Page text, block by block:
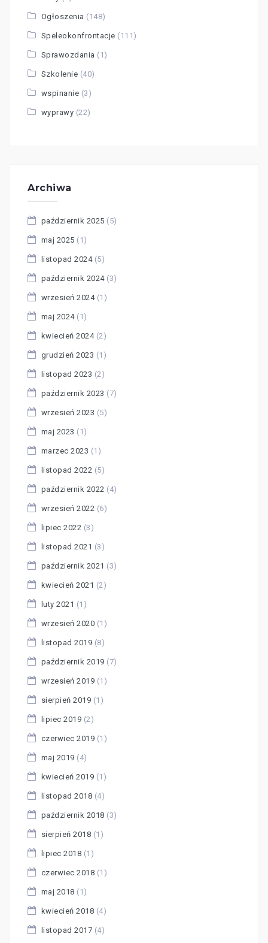
Ogłoszenia (148)
Speleokonfrontacje (111)
Sprawozdania (1)
Szkolenie (40)
wspinanie (3)
wyprawy (22)
Archiwa
październik 2025 (5)
maj 2025 (1)
listopad 2024(5)
październik 2024(3)
wrzesień 2024(1)
maj 2024(1)
kwiecień 2024(2)
grudzień 2023 (1)
listopad 2023 (2)
październik 2023 (7)
wrzesień 2023 (5)
maj 2023 (1)
marzec 2023 (1)
listopad 2022 (5)
październik 2022 (4)
wrzesień 2022 (6)
lipiec 2022 (3)
listopad 2021 (3)
październik 2021 (3)
kwiecień 2021 (2)
luty 2021 (1)
wrzesień 2020 (1)
listopad 2019 (8)
październik 2019 (7)
wrzesień 2019 (1)
sierpień 2019 (1)
lipiec 2019 (2)
czerwiec 2019 (1)
maj 2019 (4)
kwiecień 2019 (1)
listopad 2018 (4)
październik 2018 (3)
sierpień 2018 (1)
lipiec 2018 (1)
czerwiec 2018 (1)
maj 2018 (1)
kwiecień 2018 (4)
listopad 2017 (4)